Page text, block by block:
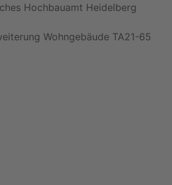
Hochbauamt Heidelberg
Wohngebäude TA21-65